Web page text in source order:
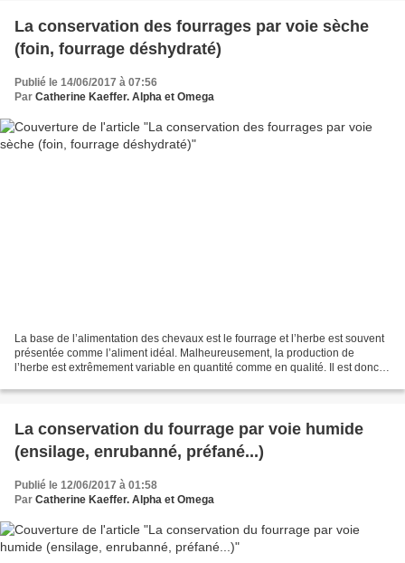
La conservation des fourrages par voie sèche
(foin, fourrage déshydraté)
Publié le 14/06/2017 à 07:56
Par Catherine Kaeffer. Alpha et Omega
La base de l’alimentation des chevaux est le fourrage et l’herbe est souvent
présentée comme l’aliment idéal. Malheureusement, la production de
l’herbe est extrêmement variable en quantité comme en qualité. Il est donc
La conservation du fourrage par voie humide
(ensilage, enrubanné, préfané...)
Publié le 12/06/2017 à 01:58
Par Catherine Kaeffer. Alpha et Omega